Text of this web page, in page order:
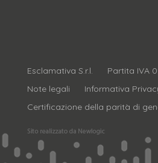
Esclamativa S.r.l.
Partita IVA
Note legali
Informativa
Certificazione della parità di